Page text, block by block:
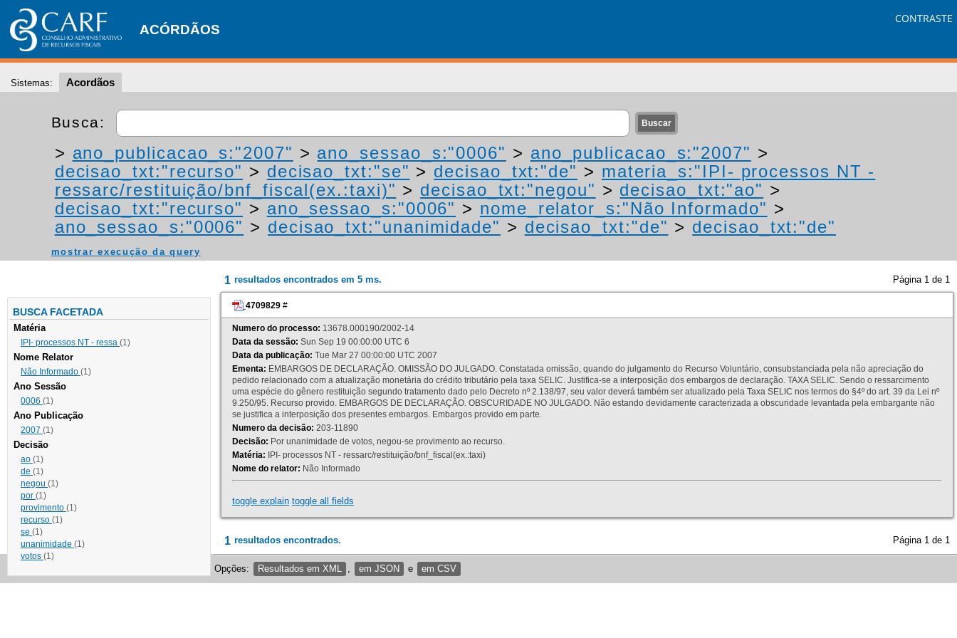
ACÓRDÃOS
CONTRASTE
Sistemas: Acordãos
Busca:
> ano_publicacao_s:"2007" > ano_sessao_s:"0006" > ano_publicacao_s:"2007" >
decisao_txt:"recurso" > decisao_txt:"se" > decisao_txt:"de" > materia_s:"IPI- processos NT -
ressarc/restituição/bnf_fiscal(ex.:taxi)" > decisao_txt:"negou" > decisao_txt:"ao" >
decisao_txt:"recurso" > ano_sessao_s:"0006" > nome_relator_s:"Não Informado" >
ano_sessao_s:"0006" > decisao_txt:"unanimidade" > decisao_txt:"de" > decisao_txt:"de"
mostrar execução da query
BUSCA FACETADA
Matéria
IPI- processos NT - ressa (1)
Nome Relator
Não Informado (1)
Ano Sessão
0006 (1)
Ano Publicação
2007 (1)
Decisão
ao (1)
de (1)
negou (1)
por (1)
provimento (1)
recurso (1)
se (1)
unanimidade (1)
votos (1)
1 resultados encontrados em 5 ms. Página 1 de 1
4709829 #
Numero do processo: 13678.000190/2002-14
Data da sessão: Sun Sep 19 00:00:00 UTC 6
Data da publicação: Tue Mar 27 00:00:00 UTC 2007
Ementa: EMBARGOS DE DECLARAÇÃO. OMISSÃO DO JULGADO. Constatada omissão, quando do julgamento do Recurso Voluntário, consubstanciada pela não apreciação do
pedido relacionado com a atualização monetária do crédito tributário pela taxa SELIC. Justifica-se a interposição dos embargos de declaração. TAXA SELIC. Sendo o ressarcimento
uma espécie do gênero restituição segundo tratamento dado pelo Decreto nº 2.138/97, seu valor deverá também ser atualizado pela Taxa SELIC nos termos do §4º do art. 39 da Lei nº
9.250/95. Recurso provido. EMBARGOS DE DECLARAÇÃO. OBSCURIDADE NO JULGADO. Não estando devidamente caracterizada a obscuridade levantada pela embargante não
se justifica a interposição dos presentes embargos. Embargos provido em parte.
Numero da decisão: 203-11890
Decisão: Por unanimidade de votos, negou-se provimento ao recurso.
Matéria: IPI- processos NT - ressarc/restituição/bnf_fiscal(ex.:taxi)
Nome do relator: Não Informado
toggle explain toggle all fields
1 resultados encontrados. Página 1 de 1
Opções: Resultados em XML em JSON e em CSV